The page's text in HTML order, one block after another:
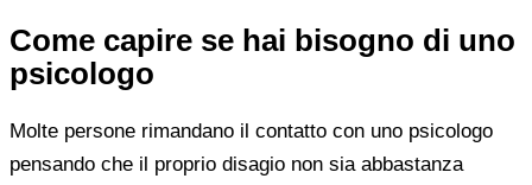
Come capire se hai bisogno di uno
psicologo
Molte persone rimandano il contatto con uno psicologo
pensando che il proprio disagio non sia abbastanza